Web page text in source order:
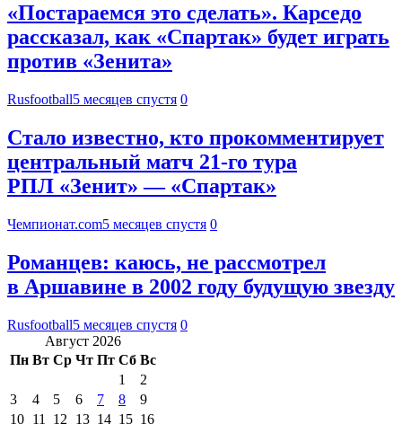
«Постараемся это сделать». Карседо
рассказал, как «Спартак» будет играть
против «Зенита»
Rusfootball5 месяцев спустя 0
Стало известно, кто прокомментирует
центральный матч 21-го тура
РПЛ «Зенит» — «Спартак»
Чемпионат.com5 месяцев спустя 0
Романцев: каюсь, не рассмотрел
в Аршавине в 2002 году будущую звезду
Rusfootball5 месяцев спустя 0
Август 2026
Пн Вт Ср Чт Пт Сб Вс
1
2
3
4 5 6 7 8
9
10 11 12 13 14 15 16